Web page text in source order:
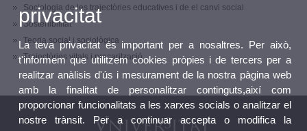
Sociologia de les trajectòries educatives i de el canvi social
Sostenibilitat
Teoria social i sociològica
Trajectòries vitals i precarització
privacitat
La teva privacitat és important per a nosaltres. Per això,
t'informem que utilitzem cookies pròpies i de tercers per a
realitzar anàlisis d'ús i mesurament de la nostra pàgina web
amb la finalitat de personalitzar continguts,així com
proporcionar funcionalitats a les xarxes socials o analitzar el
nostre trànsit. Per a continuar accepta o modifica la